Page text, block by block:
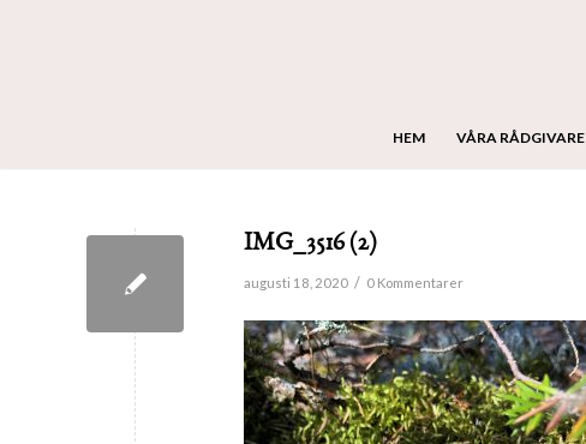
HEM VÅRA RÅDGIVARE
IMG_3516 (2)
augusti 18, 2020 / 0 Kommentarer